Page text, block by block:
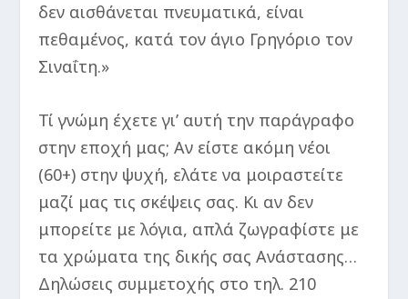
δεν αισθάνεται πνευματικά, είναι
πεθαμένος, κατά τον άγιο Γρηγόριο τον
Σιναΐτη.»
Τί γνώμη έχετε γι’ αυτή την παράγραφο
στην εποχή μας; Αν είστε ακόμη νέοι
(60+) στην ψυχή, ελάτε να μοιραστείτε
μαζί μας τις σκέψεις σας. Κι αν δεν
μπορείτε με λόγια, απλά ζωγραφίστε με
τα χρώματα της δικής σας Ανάστασης…
Δηλώσεις συμμετοχής στο τηλ. 210